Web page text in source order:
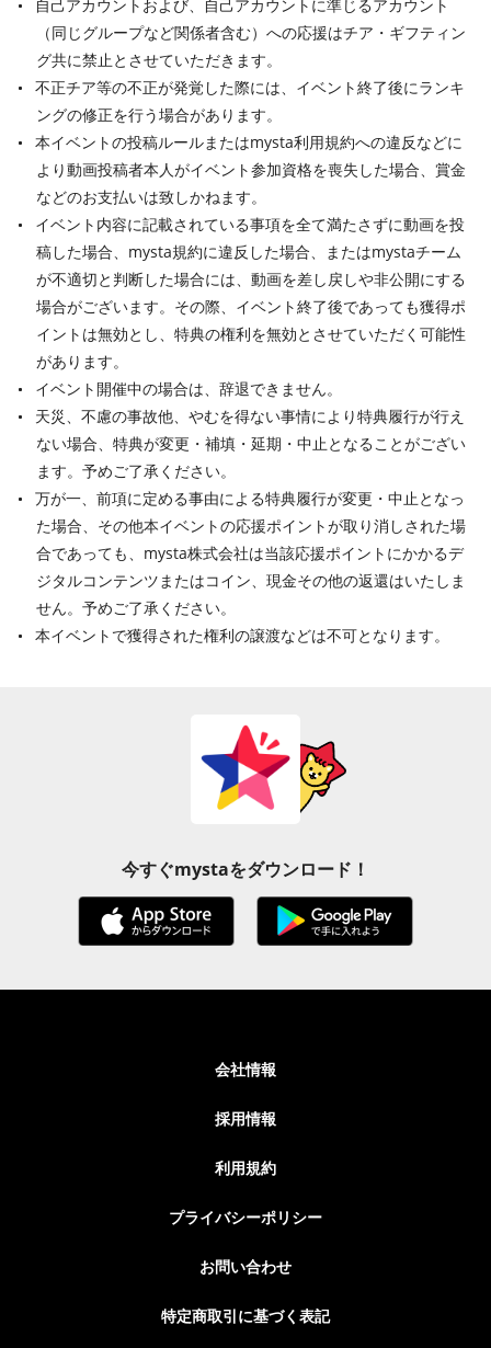
自己アカウントおよび、自己アカウントに準じるアカウント
（同じグループなど関係者含む）への応援はチア・ギフティン
グ共に禁止とさせていただきます。
不正チア等の不正が発覚した際には、イベント終了後にランキ
ングの修正を行う場合があります。
本イベントの投稿ルールまたはmysta利用規約への違反などに
より動画投稿者本人がイベント参加資格を喪失した場合、賞金
などのお支払いは致しかねます。
イベント内容に記載されている事項を全て満たさずに動画を投
稿した場合、mysta規約に違反した場合、またはmystaチーム
が不適切と判断した場合には、動画を差し戻しや非公開にする
場合がございます。その際、イベント終了後であっても獲得ポ
イントは無効とし、特典の権利を無効とさせていただく可能性
があります。
イベント開催中の場合は、辞退できません。
天災、不慮の事故他、やむを得ない事情により特典履行が行え
ない場合、特典が変更・補填・延期・中止となることがござい
ます。予めご了承ください。
万が一、前項に定める事由による特典履行が変更・中止となっ
た場合、その他本イベントの応援ポイントが取り消しされた場
合であっても、mysta株式会社は当該応援ポイントにかかるデ
ジタルコンテンツまたはコイン、現金その他の返還はいたしま
せん。予めご了承ください。
本イベントで獲得された権利の譲渡などは不可となります。
今すぐmystaをダウンロード！
会社情報
採用情報
利用規約
プライバシーポリシー
お問い合わせ
特定商取引に基づく表記